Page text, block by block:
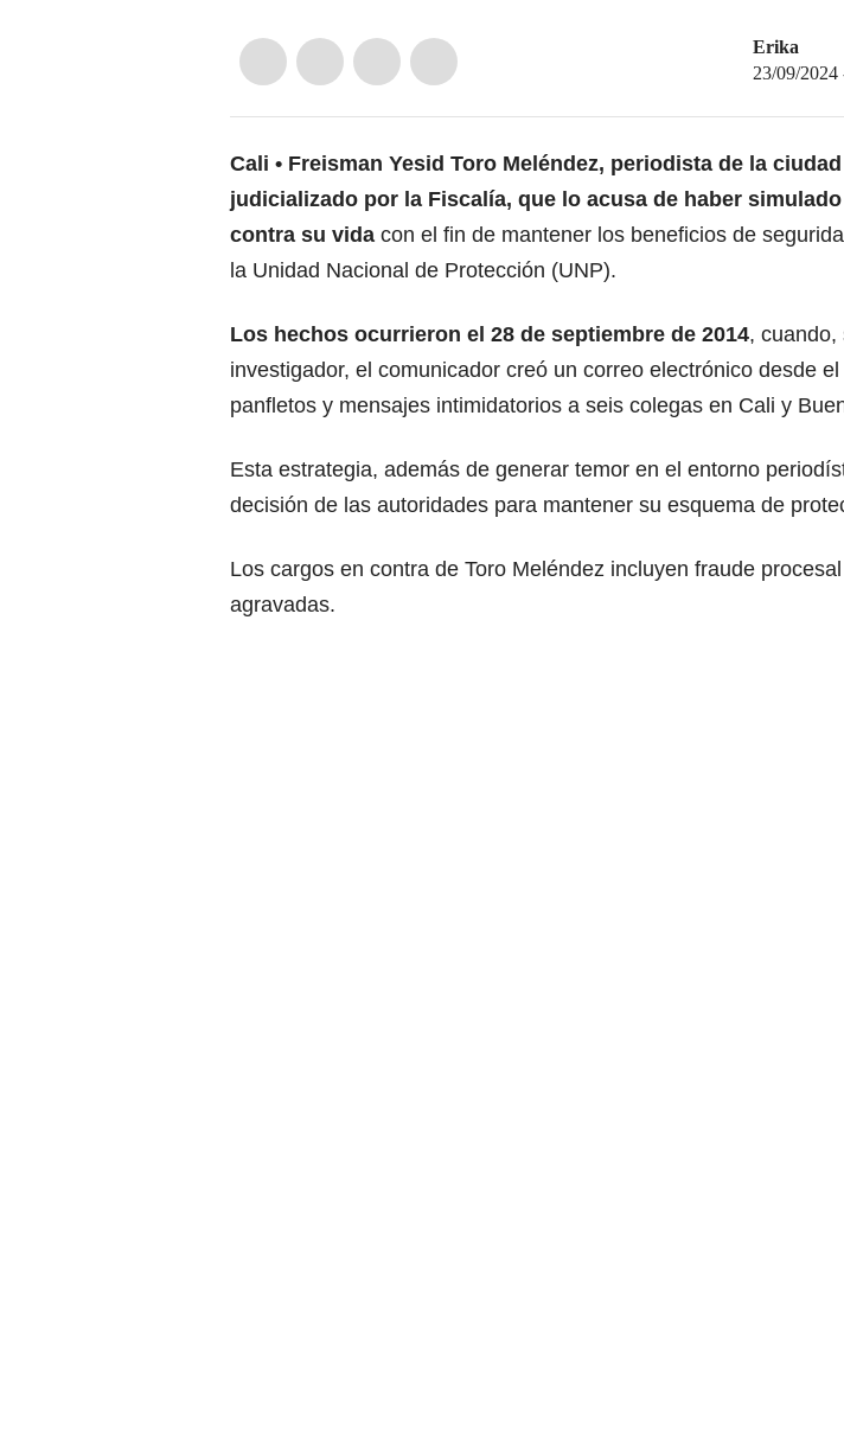
Erika
23/09/2024
Cali
Freisman Yesid Toro Meléndez, periodista de la
judicializado por la Fiscalía, que lo acusa de haber
contra su vida con el fin de mantener los beneficios de
la Unidad Nacional de Protección (UNP).
Los hechos ocurrieron el 28 de septiembre de 2014, cuando,
investigador, el comunicador creó un correo electrónico desde
panfletos y mensajes intimidatorios a seis colegas en Cali y
Esta estrategia, además de generar temor en el entorno
decisión de las autoridades para mantener su esquema de
Los cargos en contra de Toro Meléndez incluyen fraude
agravadas.